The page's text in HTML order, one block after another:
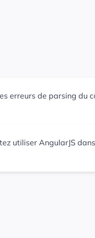
erreurs de parsing du
utiliser AngularJS